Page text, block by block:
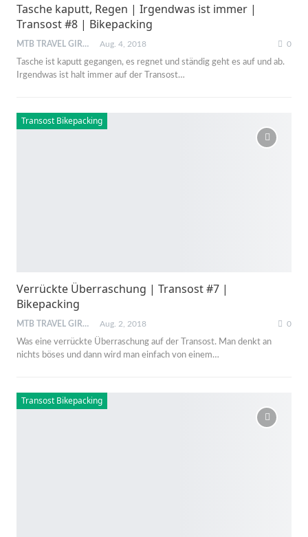
Tasche kaputt, Regen | Irgendwas ist immer |
Transost #8 | Bikepacking
MTB TRAVEL GIRL Aug. 4, 2018 0
Tasche ist kaputt gegangen, es regnet und ständig geht es auf und ab.
Irgendwas ist halt immer auf der Transost…
Transost Bikepacking
Verrückte Überraschung | Transost #7 |
Bikepacking
MTB TRAVEL GIRL Aug. 2, 2018 0
Was eine verrückte Überraschung auf der Transost. Man denkt an
nichts böses und dann wird man einfach von einem…
Transost Bikepacking